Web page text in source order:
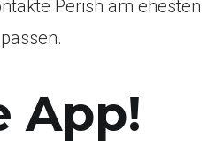
Perish am ehesten
App!